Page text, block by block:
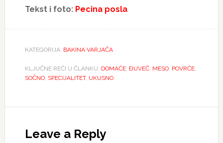
Tekst i foto: Pecina posla
KATEGORIJA: BAKINA VARJAČA
KLJUČNE REČI U ČLANKU: DOMAĆE, ĐUVEČ, MESO, POVRĆE,
SOČNO, SPECIJALITET, UKUSNO
Interactions
Leave a Reply